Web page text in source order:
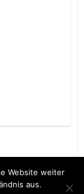
Powered by WordPress
Website weiter
aus.